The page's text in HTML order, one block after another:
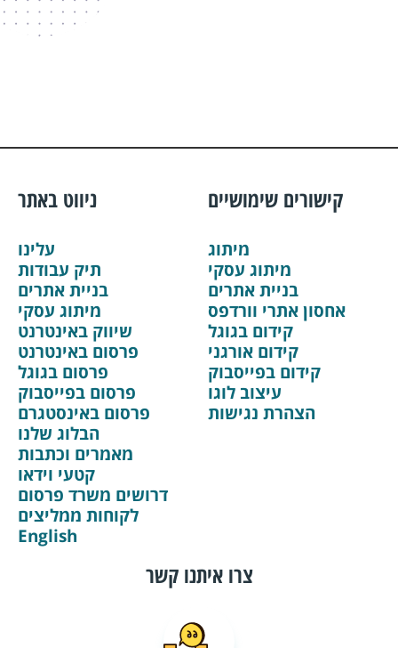
ניווט באתר
עלינו
תיק עבודות
בניית אתרים
מיתוג עסקי
שיווק באינטרנט
פרסום באינטרנט
פרסום בגוגל
פרסום בפייסבוק
פרסום באינסטגרם
הבלוג שלנו
מאמרים וכתבות
קטעי וידאו
דרושים משרד פרסום
לקוחות ממליצים
English
קישורים שימושיים
מיתוג
מיתוג עסקי
בניית אתרים
אחסון אתרי וורדפס
קידום בגוגל
קידום אורגני
קידום בפייסבוק
עיצוב לוגו
הצהרת נגישות
צרו איתנו קשר